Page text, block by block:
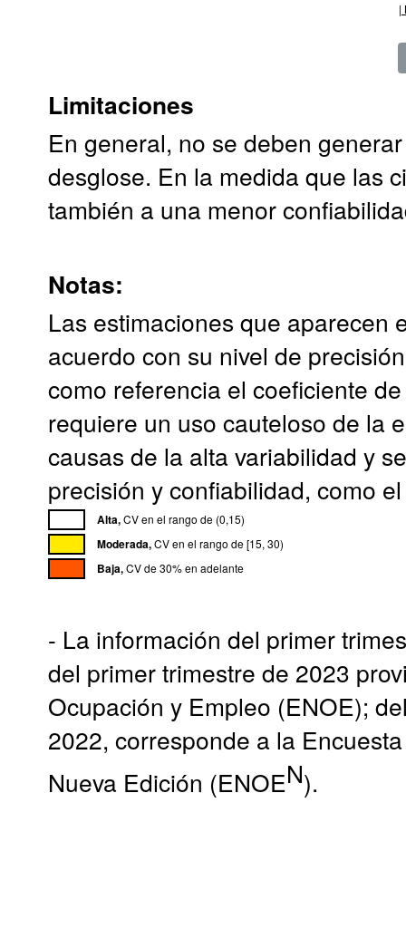
|
Limitaciones
En general, no se deben
desglose. En la medida que las
también a una menor
Notas:
Las estimaciones que aparecen
acuerdo con su nivel de
como referencia el coeficiente
requiere un uso cauteloso de la
causas de la alta variabilidad y
precisión y confiabilidad, como
Alta,CV en el rango de (0,15)
Moderada,CV en el rango de [15, 30)
Baja,CV de 30% en adelante
- La información del primer
del primer trimestre de 2023
Ocupación y Empleo (ENOE);
2022, corresponde a la
Nueva Edición (ENOEN).